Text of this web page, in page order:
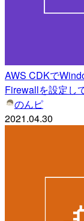
AWS CDKで
Firewallを設定し
のんピ
2021.04.30